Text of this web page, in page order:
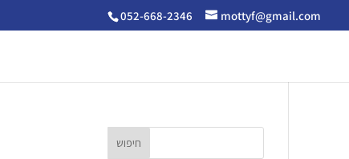
052-668-2346 mottyf@gmail.com